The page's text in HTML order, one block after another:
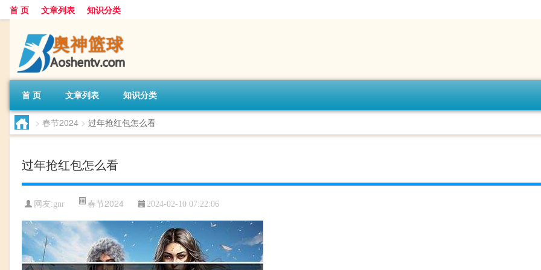
首 页 文章列表 知识分类
首 页 文章列表 知识分类
> 春节2024 > 过年抢红包怎么看
过年抢红包怎么看
网友:gnr 春节2024 2024-02-10 07:22:06